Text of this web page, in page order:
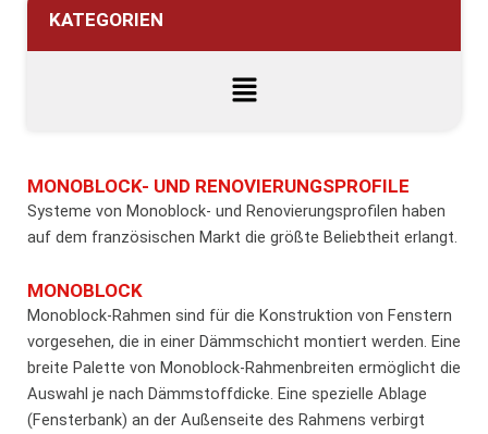
KATEGORIEN
MONOBLOCK- UND RENOVIERUNGSPROFILE
Systeme von Monoblock- und Renovierungsprofilen haben
auf dem französischen Markt die größte Beliebtheit erlangt.
MONOBLOCK
Monoblock-Rahmen sind für die Konstruktion von Fenstern
vorgesehen, die in einer Dämmschicht montiert werden. Eine
breite Palette von Monoblock-Rahmenbreiten ermöglicht die
Auswahl je nach Dämmstoffdicke. Eine spezielle Ablage
(Fensterbank) an der Außenseite des Rahmens verbirgt